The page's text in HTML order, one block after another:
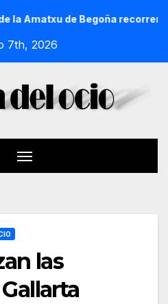
de Begoña recorrerá la ría
7th, 2026
las